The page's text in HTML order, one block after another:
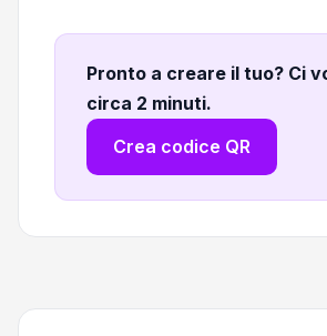
Pronto a creare il tuo? Ci
circa 2 minuti.
Crea codice QR